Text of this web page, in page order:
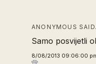
ANONYMOUS
Samo posvijetli
8/08/2013 09:06:00